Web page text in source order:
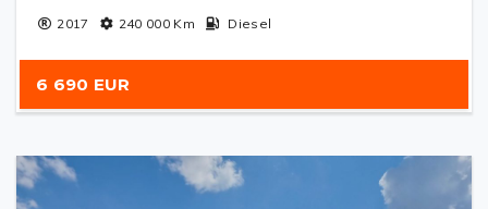
2017 240 000Km Diesel
6 690 EUR